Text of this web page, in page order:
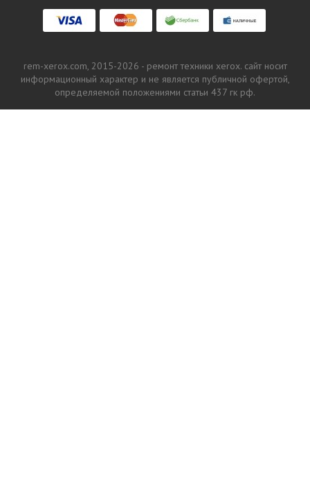
rem-xerox.com, 2015-2026 - ремонт техники xerox. сайт носит
информационный характер и не является публичной офертой,
определяемой положениями статьи 437 гк рф.